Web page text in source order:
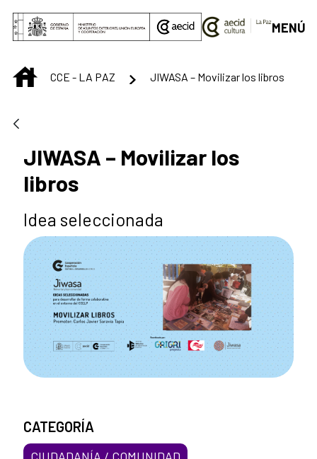
Saltar al contenido principal
MENÚ
INICIOCCE - LA PAZ JIWASA – Movilizar los libros
JIWASA – Movilizar los
libros
Idea seleccionada
CATEGORÍA